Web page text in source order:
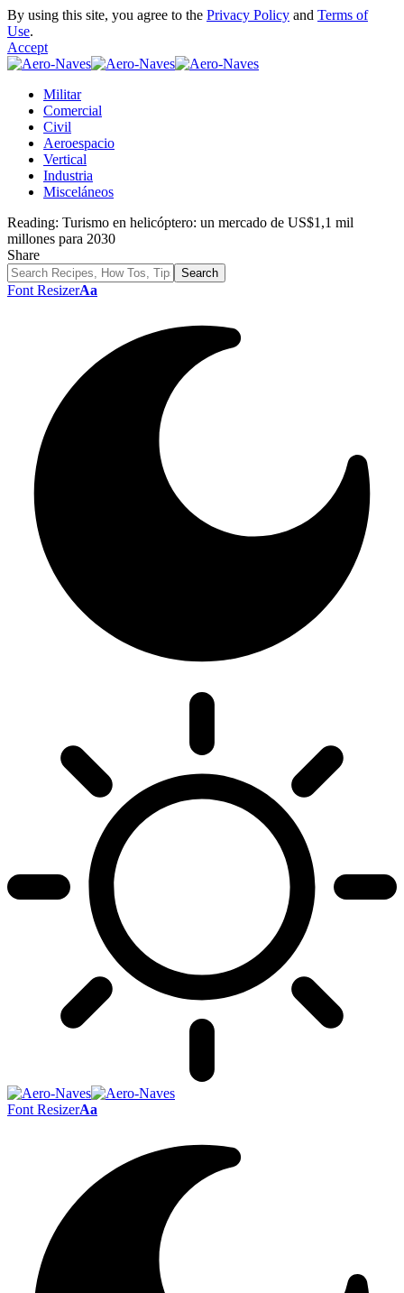
By using this site, you agree to the Privacy Policy and Terms of
Use.
Accept
Militar
Comercial
Civil
Aeroespacio
Vertical
Industria
Misceláneos
Reading: Turismo en helicóptero: un mercado de US$1,1 mil
millones para 2030
Share
Font ResizerAa
Font ResizerAa